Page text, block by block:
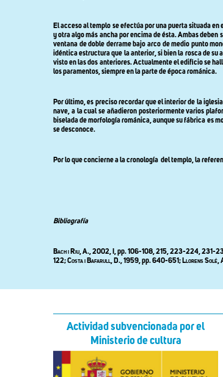
El acceso al templo se efectúa por una puerta situada
y otra algo más ancha por encima de ésta. Ambas
ventana de doble derrame bajo arco de medio punto
idéntica estructura que la anterior, si bien la rosca de su
visto en las dos anteriores. Actualmente el edificio se
los paramentos, siempre en la parte de época románica.
Por último,es preciso recordar que el interior de la
nave, a la cual se añadieron posteriormente varios
biselada de morfología románica, aunque su fábrica es
se desconoce.
Por lo que concierne a la cronología del templo, la
Bibliografía
Bach i Riu,A., 2002, I, pp. 106-108, 215, 223-224, 231-
122;Costa i Bafarull, D., 1959, pp. 640-651; Llorens Solé,
Actividad subvencionada por el
Ministerio de cultura